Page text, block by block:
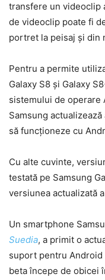
transfere un videoclip
de videoclip poate fi
portret la peisaj și din
Pentru a permite
Galaxy S8 și Galaxy
sistemului de operare
Samsung
să funcționeze cu
Cu alte cuvinte,
testată pe Samsung
versiunea actualizată
Un smartphone
Suedia, a primit o
suport pentru Android
beta începe de obicei